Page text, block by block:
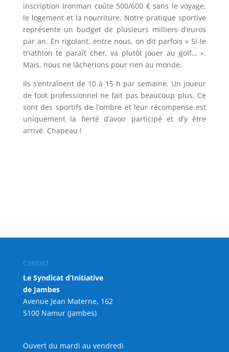
inscription Ironman coûte 500/600 € sans le voyage,
le logement et la nourriture. Notre pratique sportive
représente un budget de plusieurs milliers d’euros
par an. En rigolant, entre nous, on dit parfois « Si le
triathlon te paraît cher, va plutôt jouer au golf… ».
Mais, nous ne lâcherions pour rien au monde.
Ils s’entraînent de 10 à 15 h par semaine. Un joueur
de foot professionnel ne fait pas beaucoup plus. Ce
sont des sportifs de l’ombre et leur récompense est
uniquement la fierté d’avoir participé et d’y être
arrivé. Chapeau !
Contact
Le Syndicat d’Initiative
de Jambes
Avenue Jean Materne, 162
5100 Namur (Jambes)
Ouvert du mardi au vendredi